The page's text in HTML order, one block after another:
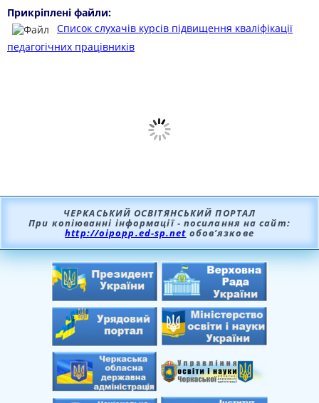
Прикріплені файли:
Список слухачів курсів підвищення кваліфікації
педагогічних працівників
ЧЕРКАСЬКИЙ ОСВІТЯНСЬКИЙ ПОРТАЛ
При копіюванні інформації - посилання на сайт:
http://oipopp.ed-sp.net обов’язкове